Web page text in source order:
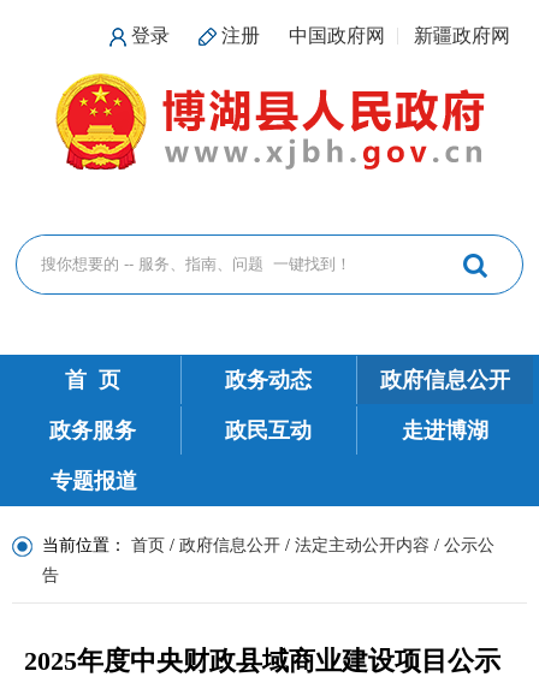
登录 注册 中国政府网 新疆政府网
首 页 政务动态 政府信息公开
政务服务 政民互动 走进博湖
专题报道
当前位置： 首页 / 政府信息公开 / 法定主动公开内容 / 公示公
告
2025年度中央财政县域商业建设项目公示